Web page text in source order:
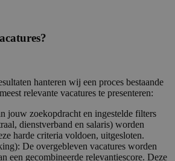
hanteren wij een proces bestaande
relevante vacatures te presenteren:
jouw zoekopdracht en ingestelde filters
dienstverband en salaris) worden
harde criteria voldoen, uitgesloten.
De overgebleven vacatures worden
een gecombineerde relevantiescore. Deze